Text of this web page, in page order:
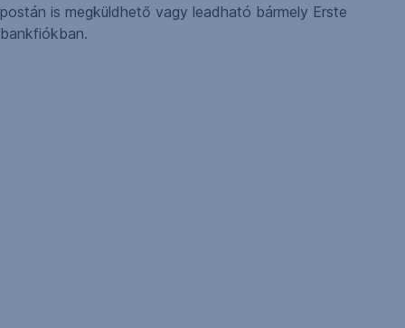
postán is megküldhető vagy leadható bármely Erste
bankfiókban.